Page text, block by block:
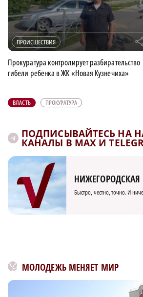
ПРОИСШЕСТВИЯ
Прокуратура контролирует разбирательство
гибели ребенка в ЖК «Новая Кузнечиха»
ВЛАСТЬ ПРОКУРАТУРА
ПОДПИСЫВАЙТЕСЬ НА
КАНАЛЫ В MAX И
НИЖЕГОРОДСКАЯ
Быстро, честно, точно. И
МОЛОДЕЖЬ МЕНЯЕТ МИР